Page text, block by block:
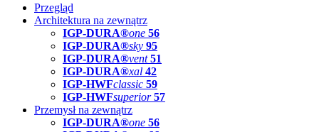
Przegląd
Architektura na zewnątrz
IGP-DURA®one 56
IGP-DURA®sky 95
IGP-DURA®vent 51
IGP-DURA®xal 42
IGP-HWFclassic 59
IGP-HWFsuperior 57
Przemysł na zewnątrz
IGP-DURA®one 56